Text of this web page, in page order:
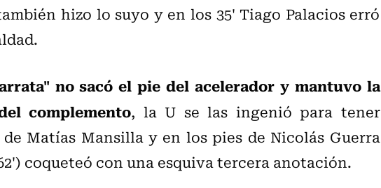
hizo lo suyo y en los 35' Tiago Palacios erró
no sacó el pie del acelerador y mantuvo la
complemento, la U se las ingenió para tener
Matías Mansilla y en los pies de Nicolás Guerra
coqueteó con una esquiva tercera anotación.